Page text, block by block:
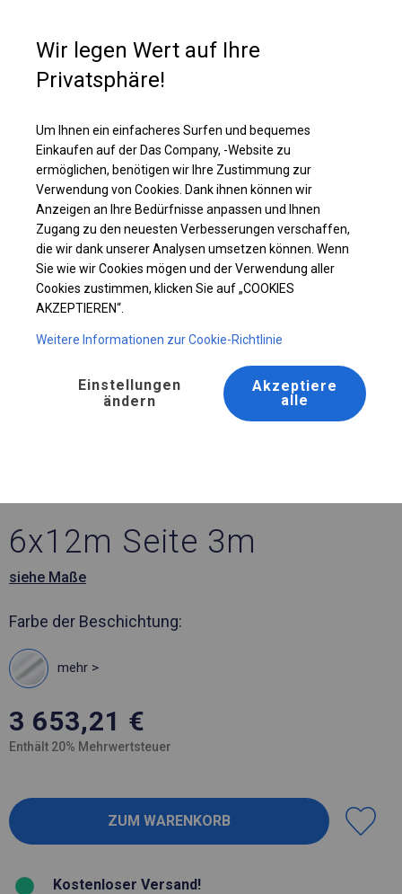
Ganzjähriges Catering-Zelt | 6x12 m
6x12m Seite 3m
siehe Maße
Farbe der Beschichtung:
mehr >
3 653,21 €
Enthält 20% Mehrwertsteuer
Kostenloser Versand!
Wir legen Wert auf Ihre
Privatsphäre!
Um Ihnen ein einfacheres Surfen und bequemes
Einkaufen auf der Das Company, -Website zu
ermöglichen, benötigen wir Ihre Zustimmung zur
Verwendung von Cookies. Dank ihnen können wir
Anzeigen an Ihre Bedürfnisse anpassen und Ihnen
Zugang zu den neuesten Verbesserungen verschaffen,
die wir dank unserer Analysen umsetzen können. Wenn
Sie wie wir Cookies mögen und der Verwendung aller
Cookies zustimmen, klicken Sie auf „COOKIES
AKZEPTIEREN“.
Weitere Informationen zur Cookie-Richtlinie
Einstellungen
ändern
Akzeptiere
alle